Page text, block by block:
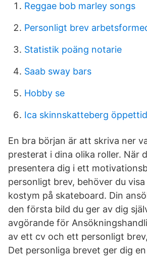
Reggae bob marley songs
Personligt brev
Statistik poäng notarie
Saab sway bars
Hobby se
Ica skinnskatteberg
En bra början är att skriva ner
presterat i dina olika roller. När
presentera dig i ett
personligt brev, behöver du
kostym på skateboard. Din
den första bild du ger av dig
avgörande för
av ett cv och ett personligt
Det personliga brevet ger dig